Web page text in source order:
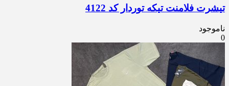
تیشرت فلامنت تیکه توردار کد 4122
ناموجود
0